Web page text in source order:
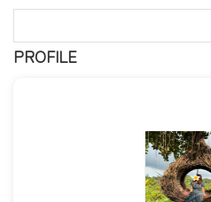
PROFILE